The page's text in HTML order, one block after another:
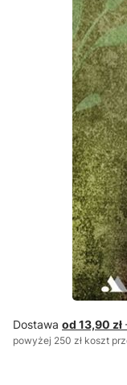
Dostawa od 13,90 zł
powyżej 250 zł koszt